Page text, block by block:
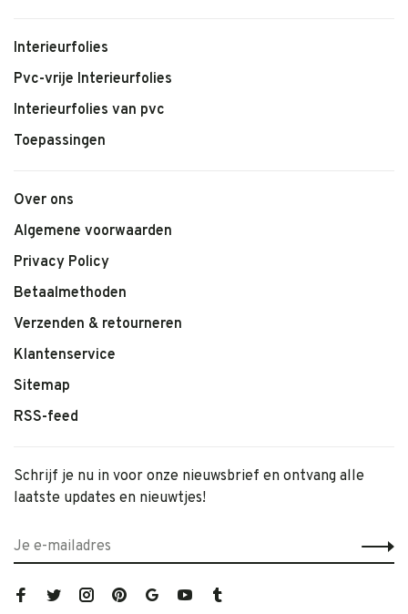
Interieurfolies
Pvc-vrije Interieurfolies
Interieurfolies van pvc
Toepassingen
Over ons
Algemene voorwaarden
Privacy Policy
Betaalmethoden
Verzenden & retourneren
Klantenservice
Sitemap
RSS-feed
Schrijf je nu in voor onze nieuwsbrief en ontvang alle
laatste updates en nieuwtjes!